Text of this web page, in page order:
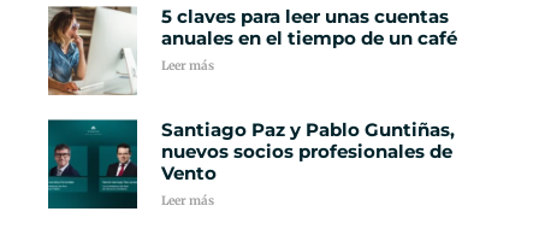
5 claves para leer unas cuentas
anuales en el tiempo de un café
Leer más
Santiago Paz y Pablo Guntiñas,
nuevos socios profesionales de
Vento
Leer más